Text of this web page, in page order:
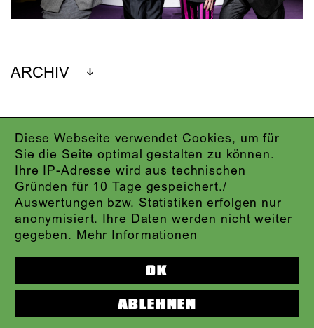
Diese Webseite verwendet Cookies, um für
Sie die Seite optimal gestalten zu können.
Ihre IP-Adresse wird aus technischen
Gründen für 10 Tage gespeichert./
Auswertungen bzw. Statistiken erfolgen nur
anonymisiert. Ihre Daten werden nicht weiter
gegeben. Mehr Informationen
OK
ABLEHNEN
ARCHIV
IMPRESSUM
DATENSCHUTZ
AGB
KONTAKT
ABO-LOGIN
PRESSE